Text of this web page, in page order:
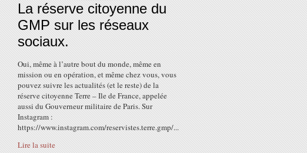
La réserve citoyenne du
GMP sur les réseaux
sociaux.
Oui, même à l’autre bout du monde, même en
mission ou en opération, et même chez vous, vous
pouvez suivre les actualités (et le reste) de la
réserve citoyenne Terre – Ile de France, appelée
aussi du Gouverneur militaire de Paris. Sur
Instagram :
https://www.instagram.com/reservistes.terre.gmp/...
Lire la suite